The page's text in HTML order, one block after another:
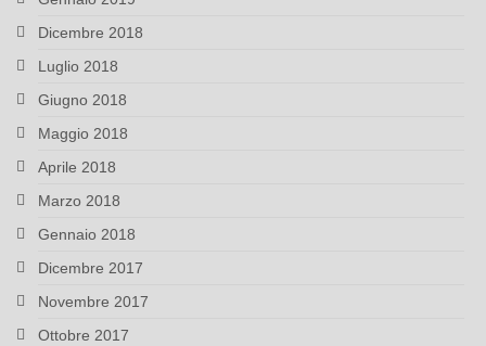
Dicembre 2018
Luglio 2018
Giugno 2018
Maggio 2018
Aprile 2018
Marzo 2018
Gennaio 2018
Dicembre 2017
Novembre 2017
Ottobre 2017